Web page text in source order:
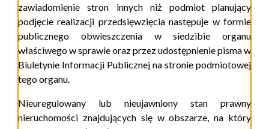
zawiadomienie stron innych niż podmiot planujący
podjęcie realizacji przedsięwzięcia następuje w formie
publicznego obwieszczenia w siedzibie organu
właściwego w sprawie oraz przez udostępnienie pisma w
Biuletynie Informacji Publicznej na stronie podmiotowej
tego organu.
Nieuregulowany lub nieujawniony stan prawny
nieruchomości znajdujących się w obszarze, na który